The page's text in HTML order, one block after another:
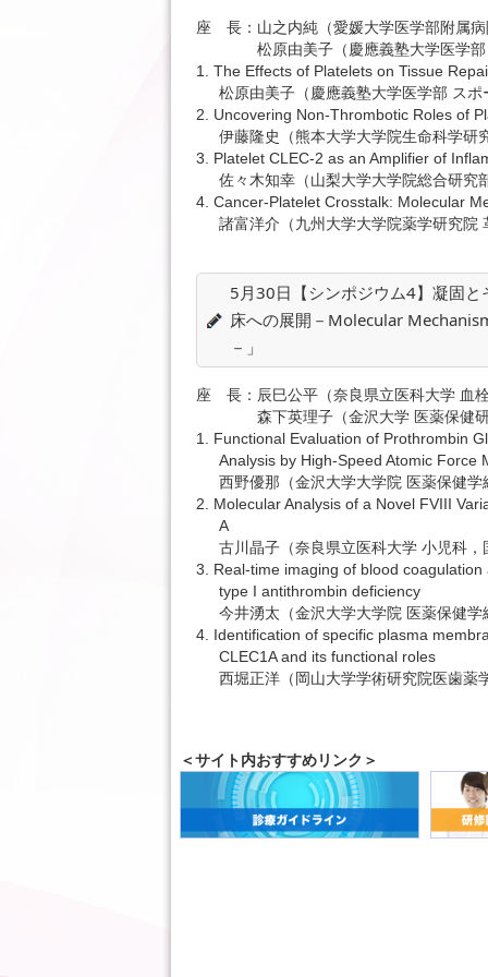
座 長：山之内純（愛媛大学医学部附属
松原由美子（慶應義塾大学医学部
1. The Effects of Platelets on Tissue
松原由美子（慶應義塾大学医学部 ス
2. Uncovering Non-Thrombotic Roles of
伊藤隆史（熊本大学大学院生命科学研
3. Platelet CLEC-2 as an Amplifier of
佐々木知幸（山梨大学大学院総合研究
4. Cancer-Platelet Crosstalk: Molecular
諸富洋介（九州大学大学院薬学研究院
5月30日【シンポジウム4】凝固
床への展開－Molecular
－」
座 長：辰巳公平（奈良県立医科大学 血
森下英理子（金沢大学 医薬保健研
1. Functional Evaluation of Prothrombin
Analysis by High-Speed Atomic Force
西野優那（金沢大学大学院 医薬保健
2. Molecular Analysis of a Novel FVIII
A
古川晶子（奈良県立医科大学 小児科
3. Real-time imaging of blood
type I antithrombin deficiency
今井湧太（金沢大学大学院 医薬保健
4. Identification of specific plasma
CLEC1A and its functional roles
西堀正洋（岡山大学学術研究院医歯薬
＜サイト内おすすめリンク＞